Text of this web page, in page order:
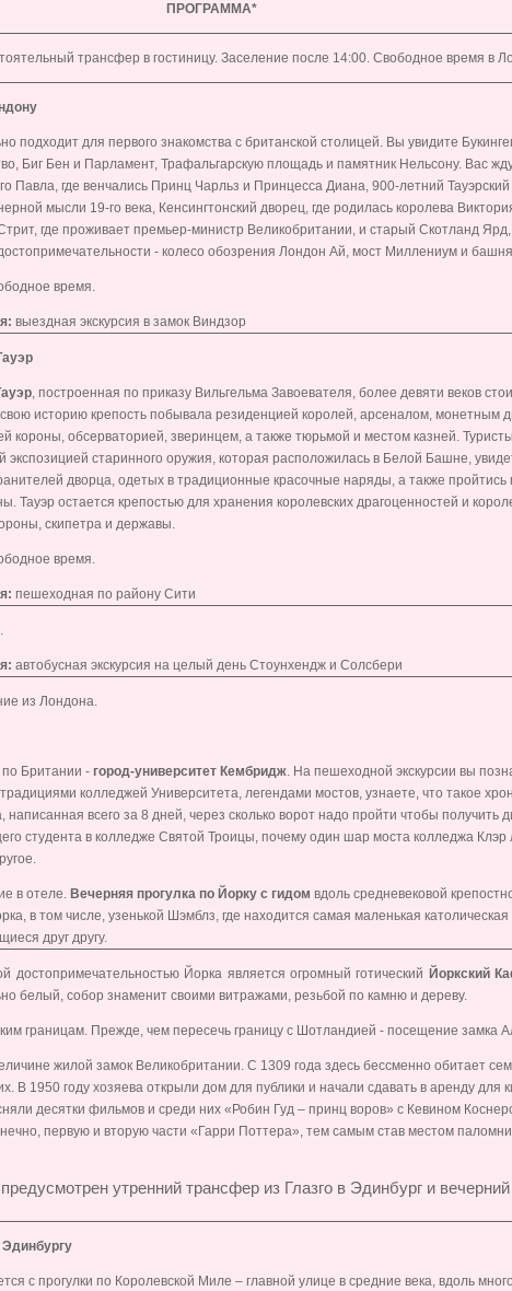
ПРОГРАММА*
трансфер в гостиницу. Заселение после 14:00. Свободное время в
подходит для первого знакомства с британской столицей. Вы увидите
Биг Бен и Парламент, Трафальгарскую площадь и памятник Нельсону. Вас
Павла, где венчались Принц Чарльз и Принцесса Диана, 900-летний Тауэрский
мысли 19-го века, Кенсингтонский дворец, где родилась королева
где проживает премьер-министр Великобритании, и старый Скотланд Ярд,
- колесо обозрения Лондон Ай, мост Миллениум и
время.
выездная экскурсия в замок Виндзор
, построенная по приказу Вильгельма Завоевателя, более девяти веков
историю крепость побывала резиденцией королей, арсеналом, монетным
короны, обсерваторией, зверинцем, а также тюрьмой и местом казней.
экспозицией старинного оружия, которая расположилась в Белой Башне,
дворца, одетых в традиционные красочные наряды, а также пройтись
Тауэр остается крепостью для хранения королевских драгоценностей и
скипетра и державы.
время.
пешеходная по району Сити
автобусная экскурсия на целый день Стоунхендж и Солсбери
из Лондона.
Британии - город-университет Кембридж. На пешеходной экскурсии вы
колледжей Университета, легендами мостов, узнаете, что такое
написанная всего за 8 дней, через сколько ворот надо пройти чтобы получить
студента в колледже Святой Троицы, почему один шар моста колледжа
в отеле. Вечерняя прогулка по Йорку с гидом вдоль средневековой
в том числе, узенькой Шэмблз, где находится самая маленькая католическая
друг другу.
достопримечательностью Йорка является огромный готический Йоркский
белый, собор знаменит своими витражами, резьбой по камню и дереву.
границам. Прежде, чем пересечь границу с Шотландией - посещение замка
жилой замок Великобритании. С 1309 года здесь бессменно обитает
В 1950 году хозяева открыли дом для публики и начали сдавать в аренду для
десятки фильмов и среди них «Робин Гуд – принц воров» с Кевином
первую и вторую части «Гарри Поттера», тем самым став местом
утренний трансфер из Глазго в Эдинбург и
с прогулки по Королевской Миле – главной улице в средние века, вдоль